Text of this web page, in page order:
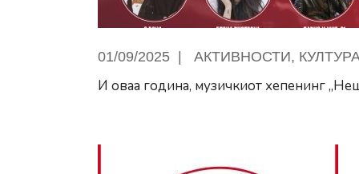
01/09/2025 АКТИВНОСТИ,
И оваа година, музичкиот хепенинг